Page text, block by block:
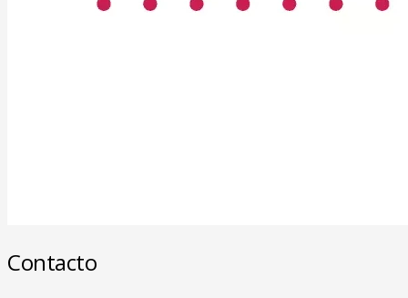
Contacto